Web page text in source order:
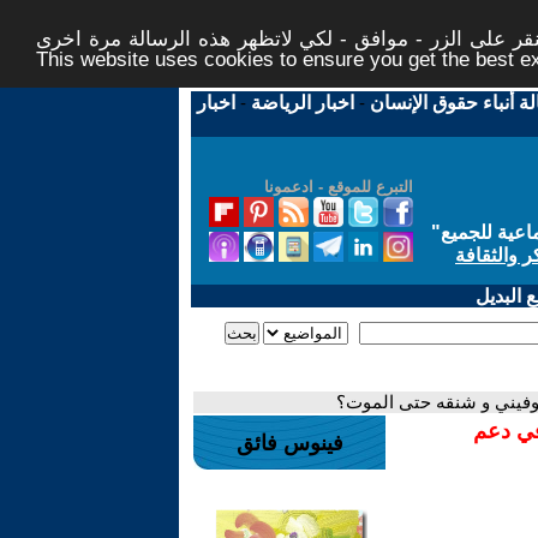
على الزر - موافق - لكي لاتظهر هذه الرسالة مرة اخرى -
This website uses cookies to ensure you get the best
أنباء حقوق الإنسان - اخبار الرياضة - اخبار
التبرع للموقع - ادعمونا
للجميع"
والثقافة
البديل
و شنقه حتى الموت؟
في دعم فينوس فائق